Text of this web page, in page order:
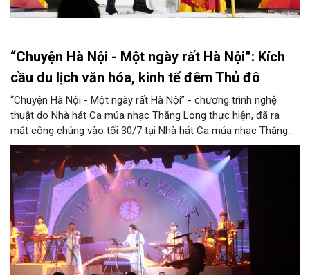
“Chuyện Hà Nội - Một ngày rất Hà Nội”: Kích
cầu du lịch văn hóa, kinh tế đêm Thủ đô
“Chuyện Hà Nội - Một ngày rất Hà Nội” - chương trình nghệ
thuật do Nhà hát Ca múa nhạc Thăng Long thực hiện, đã ra
mắt công chúng vào tối 30/7 tại Nhà hát Ca múa nhạc Thăng
Long (số 31 - 33 phố Lương Văn Can, phường Hoàn Kiếm).